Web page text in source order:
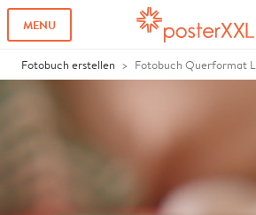
MENU
Fotobuch erstellen Fotobuch Querformat L